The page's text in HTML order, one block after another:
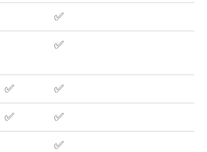
✅
✅
✅ ✅
✅ ✅
✅